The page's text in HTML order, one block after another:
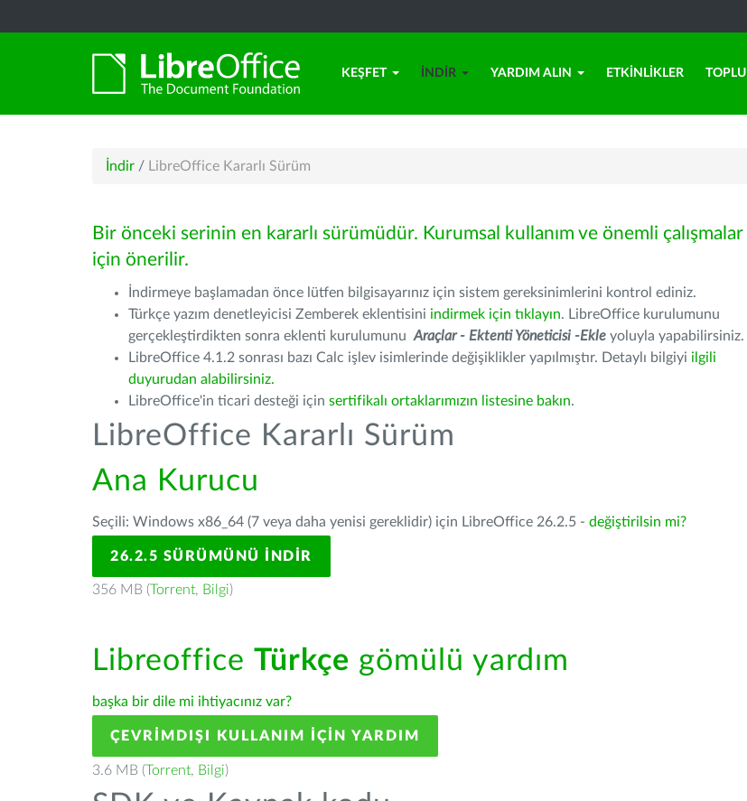
KEŞFET İNDIR YARDIM ALIN ETKINLIKLER
İndir / LibreOffice Kararlı Sürüm
Bir önceki serinin en kararlı sürümüdür. Kurumsal kullanım ve önemli çalışmalar
için önerilir.
İndirmeye başlamadan önce lütfen bilgisayarınız için sistem gereksinimlerini kontrol ediniz.
Türkçe yazım denetleyicisi Zemberek eklentisini indirmek için tıklayın. LibreOffice kurulumunu
gerçekleştirdikten sonra eklenti kurulumunu Araçlar - Ektenti Yöneticisi -Ekle yoluyla yapabilirsiniz.
LibreOffice 4.1.2 sonrası bazı Calc işlev isimlerinde değişiklikler yapılmıştır. Detaylı bilgiyi ilgili
duyurudan alabilirsiniz.
LibreOffice'in ticari desteği için sertifikalı ortaklarımızın listesine bakın.
LibreOffice Kararlı Sürüm
Ana Kurucu
Seçili: Windows x86_64 (7 veya daha yenisi gereklidir) için LibreOffice 26.2.5 - değiştirilsin mi?
26.2.5 SÜRÜMÜNÜ İNDIR
356 MB (Torrent, Bilgi)
Libreoffice Türkçe gömülü yardım
başka bir dile mi ihtiyacınız var?
ÇEVRIMDIŞI KULLANIM IÇIN YARDIM
3.6 MB (Torrent, Bilgi)